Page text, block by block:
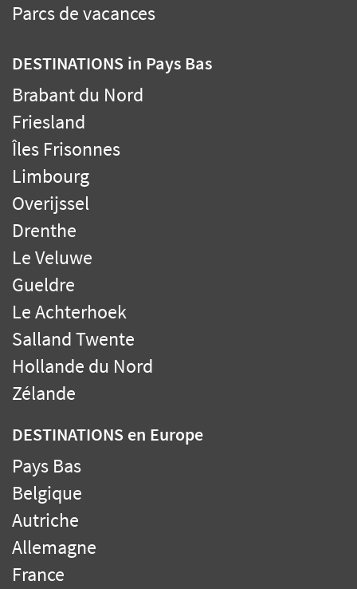
Parcs de vacances
DESTINATIONS in Pays Bas
Brabant du Nord
Friesland
Îles Frisonnes
Limbourg
Overijssel
Drenthe
Le Veluwe
Gueldre
Le Achterhoek
Salland Twente
Hollande du Nord
Zélande
DESTINATIONS en Europe
Pays Bas
Belgique
Autriche
Allemagne
France